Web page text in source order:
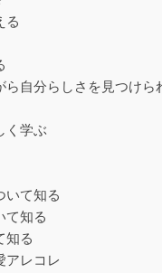
る
ら自分らしさを見つけら
く学ぶ
いて知る
て知る
知る
アレコレ